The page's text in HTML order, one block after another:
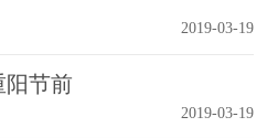
2019-03-19
阳节前
2019-03-19